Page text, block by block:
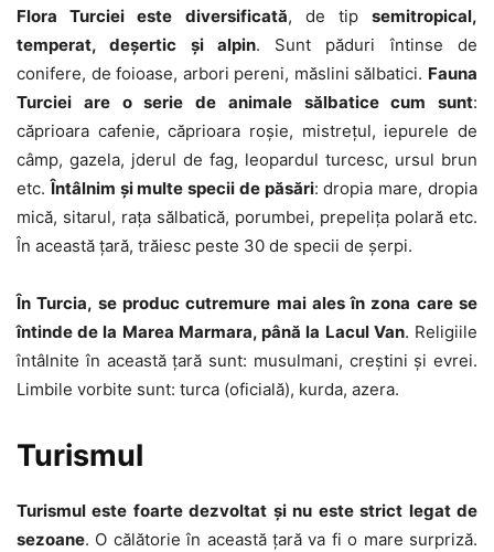
Flora Turciei este diversificată, de tip semitropical,
temperat, deșertic și alpin. Sunt păduri întinse de
conifere, de foioase, arbori pereni, măslini sălbatici. Fauna
Turciei are o serie de animale sălbatice cum sunt:
căprioara cafenie, căprioara roșie, mistrețul, iepurele de
câmp, gazela, jderul de fag, leopardul turcesc, ursul brun
etc.Întâlnim și multe specii de păsări: dropia mare, dropia
mică, sitarul, rața sălbatică, porumbei, prepelița polară etc.
În această țară, trăiesc peste 30 de specii de șerpi.
În Turcia, se produc cutremure mai ales în zona care se
întinde de la Marea Marmara, până la Lacul Van. Religiile
întâlnite în această țară sunt: musulmani, creștini și evrei.
Limbile vorbite sunt: turca (oficială), kurda, azera.
Turismul
Turismul este foarte dezvoltat și nu este strict legat de
sezoane. O călătorie în această țară va fi o mare surpriză.